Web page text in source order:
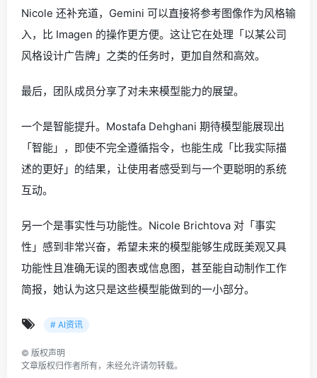
Nicole 还补充道，Gemini 可以直接将参考图像作为风格输
入，比 Imagen 的操作更方便。这让它在处理「以某公司
风格设计广告牌」之类的任务时，更加自然和高效。
最后，团队成员分享了对未来模型能力的展望。
一个是智能提升。Mostafa Dehghani 期待模型能展现出
「智能」，即使不完全遵循指令，也能生成「比我实际描
述的更好」的结果，让使用者感受到与一个更聪明的系统
互动。
另一个是事实性与功能性。Nicole Brichtova 对「事实
性」感到非常兴奋，希望未来的模型能够生成既美观又具
功能性且准确无误的图表或信息图，甚至能自动制作工作
简报，她认为这只是这些模型能做到的一小部分。
# AI资讯
© 版权声明
文章版权归作者所有，未经允许请勿转载。